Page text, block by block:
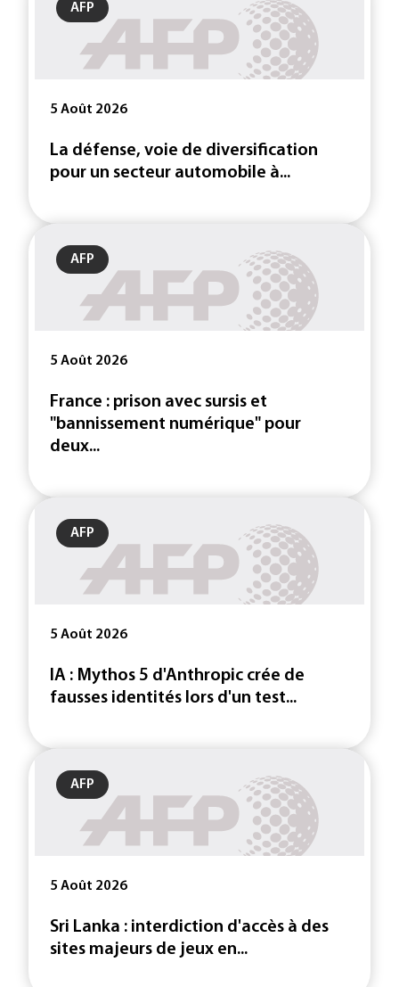
AFP
5 Août 2026
La défense, voie de diversification
pour un secteur automobile à...
AFP
5 Août 2026
France : prison avec sursis et
"bannissement numérique" pour
deux...
AFP
5 Août 2026
IA : Mythos 5 d'Anthropic crée de
fausses identités lors d'un test...
AFP
5 Août 2026
Sri Lanka : interdiction d'accès à des
sites majeurs de jeux en...